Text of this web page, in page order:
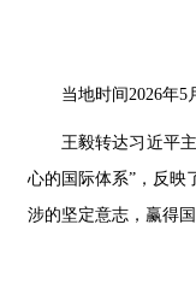
当地时间2026年
王毅转达习近平
心的国际体系”，反映
涉的坚定意志，赢得